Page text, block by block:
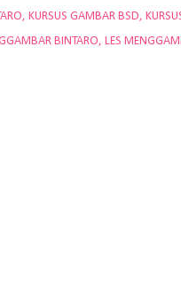
KURSUS GAMBAR BSD
BINTARO LES